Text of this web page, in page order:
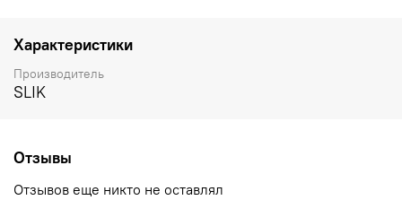
Характеристики
Производитель
SLIK
Отзывы
Отзывов еще никто не оставлял